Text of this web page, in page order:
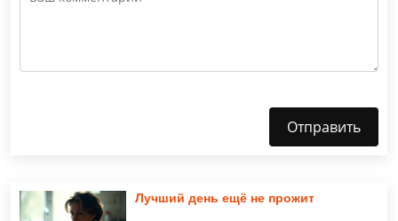
Отправить
Лучший день ещё не прожит